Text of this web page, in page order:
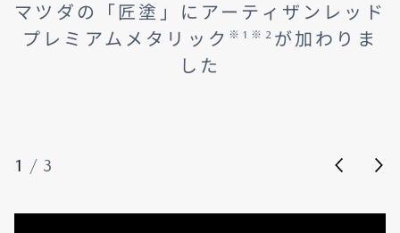
マツダの「匠塗」にアーティザンレッド
プレミアムメタリック ※1※2 が加わりま
した
1 / 3